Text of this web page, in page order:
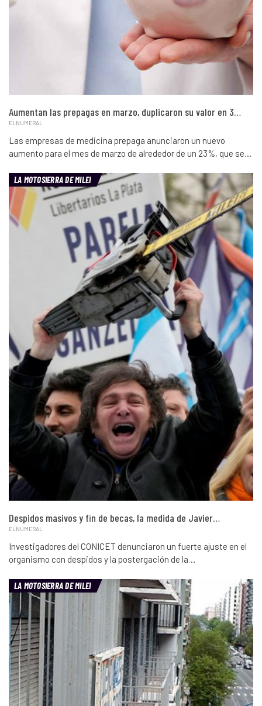
Aumentan las prepagas en marzo, duplicaron su valor en 3…
ELNUMERAL
Las empresas de medicina prepaga anunciaron un nuevo
aumento para el mes de marzo de alrededor de un 23%, que se…
LA MOTOSIERRA DE MILEI
Despidos masivos y fin de becas, la medida de Javier…
ELNUMERAL
Investigadores del CONICET denunciaron un fuerte ajuste en el
organismo con despidos y la postergación de la…
LA MOTOSIERRA DE MILEI